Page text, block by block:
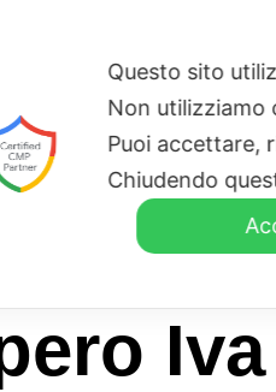
Questo sito
Non utilizziamo
Puoi accettare,
Chiudendo